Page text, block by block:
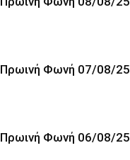
Πρωινή Φωνή 07/08/25
Πρωινή Φωνή 06/08/25